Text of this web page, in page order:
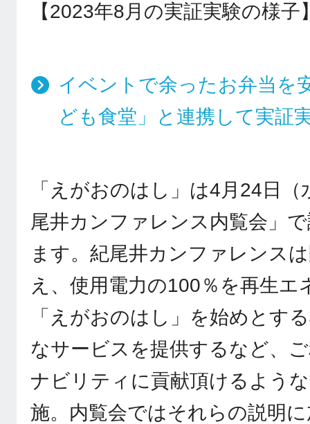
【2023年8月の実証実験の様子
イベントで余ったお弁当を
ども食堂」と連携して実証
「えがおのはし」は4月24日
尾井カンファレンス内覧会」
ます。紀尾井カンファレンス
え、使用電力の100％を再生エ
「えがおのはし」を始めとす
なサービスを提供するなど、
ナビリティに貢献頂けるよう
施。内覧会ではそれらの説明